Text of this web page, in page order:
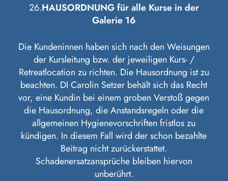
26.HAUSORDNUNG für alle Kurse in der
Galerie 16
Die Kundeninnen haben sich nach den Weisungen
der Kursleitung bzw. der jeweiligen Kurs- /
Retreatlocation zu richten. Die Hausordnung ist zu
beachten. DI Carolin Setzer behält sich das Recht
vor, eine Kundin bei einem groben Verstoß gegen
die Hausordnung, die Anstandsregeln oder die
allgemeinen Hygienevorschriften fristlos zu
kündigen. In diesem Fall wird der schon bezahlte
Beitrag nicht zurückerstattet.
Schadenersatzansprüche bleiben hiervon
unberührt.